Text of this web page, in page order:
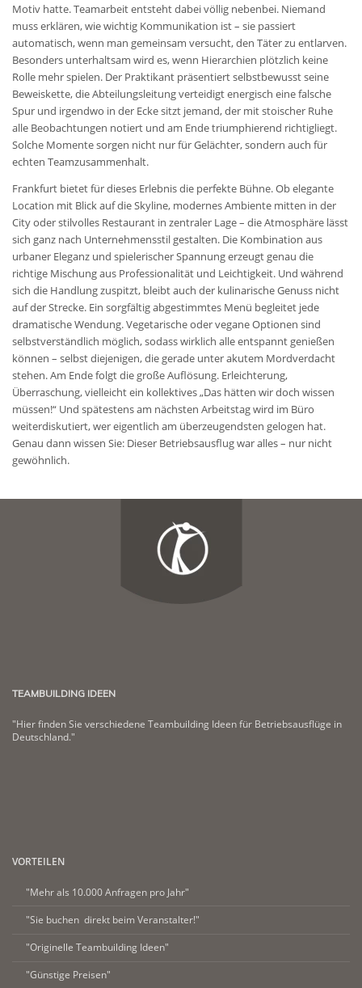
Motiv hatte. Teamarbeit entsteht dabei völlig nebenbei. Niemand
muss erklären, wie wichtig Kommunikation ist – sie passiert
automatisch, wenn man gemeinsam versucht, den Täter zu entlarven.
Besonders unterhaltsam wird es, wenn Hierarchien plötzlich keine
Rolle mehr spielen. Der Praktikant präsentiert selbstbewusst seine
Beweiskette, die Abteilungsleitung verteidigt energisch eine falsche
Spur und irgendwo in der Ecke sitzt jemand, der mit stoischer Ruhe
alle Beobachtungen notiert und am Ende triumphierend richtigliegt.
Solche Momente sorgen nicht nur für Gelächter, sondern auch für
echten Teamzusammenhalt.
Frankfurt bietet für dieses Erlebnis die perfekte Bühne. Ob elegante
Location mit Blick auf die Skyline, modernes Ambiente mitten in der
City oder stilvolles Restaurant in zentraler Lage – die Atmosphäre lässt
sich ganz nach Unternehmensstil gestalten. Die Kombination aus
urbaner Eleganz und spielerischer Spannung erzeugt genau die
richtige Mischung aus Professionalität und Leichtigkeit. Und während
sich die Handlung zuspitzt, bleibt auch der kulinarische Genuss nicht
auf der Strecke. Ein sorgfältig abgestimmtes Menü begleitet jede
dramatische Wendung. Vegetarische oder vegane Optionen sind
selbstverständlich möglich, sodass wirklich alle entspannt genießen
können – selbst diejenigen, die gerade unter akutem Mordverdacht
stehen. Am Ende folgt die große Auflösung. Erleichterung,
Überraschung, vielleicht ein kollektives „Das hätten wir doch wissen
müssen!“ Und spätestens am nächsten Arbeitstag wird im Büro
weiterdiskutiert, wer eigentlich am überzeugendsten gelogen hat.
Genau dann wissen Sie: Dieser Betriebsausflug war alles – nur nicht
gewöhnlich.
TEAMBUILDING IDEEN
"Hier finden Sie verschiedene Teambuilding Ideen für Betriebsausflüge in
Deutschland."
VORTEILEN
"Mehr als 10.000 Anfragen pro Jahr"
"Sie buchen direkt beim Veranstalter!"
"Originelle Teambuilding Ideen"
"Günstige Preisen"